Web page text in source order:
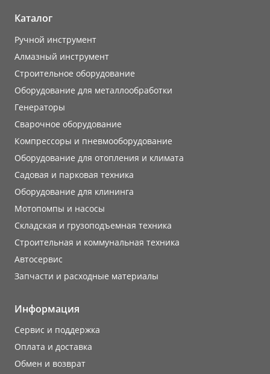
Каталог
Ручной инструмент
Алмазный инструмент
Строительное оборудование
Оборудование для металлообработки
Генераторы
Сварочное оборудование
Компрессоры и пневмооборудование
Оборудование для отопления и климата
Садовая и парковая техника
Оборудование для клининга
Мотопомпы и насосы
Складская и грузоподъемная техника
Строительная и коммунальная техника
Автосервис
Запчасти и расходные материалы
Информация
Сервис и поддержка
Оплата и доставка
Обмен и возврат